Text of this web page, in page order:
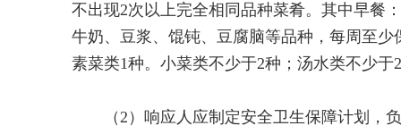
不出现2次以上完全相同品种菜肴。其中早餐
牛奶、豆浆、馄钝、豆腐脑等品种，每周至
素菜类1种。小菜类不少于2种；汤水类不少
（2）响应人应制定安全卫生保障计划，负